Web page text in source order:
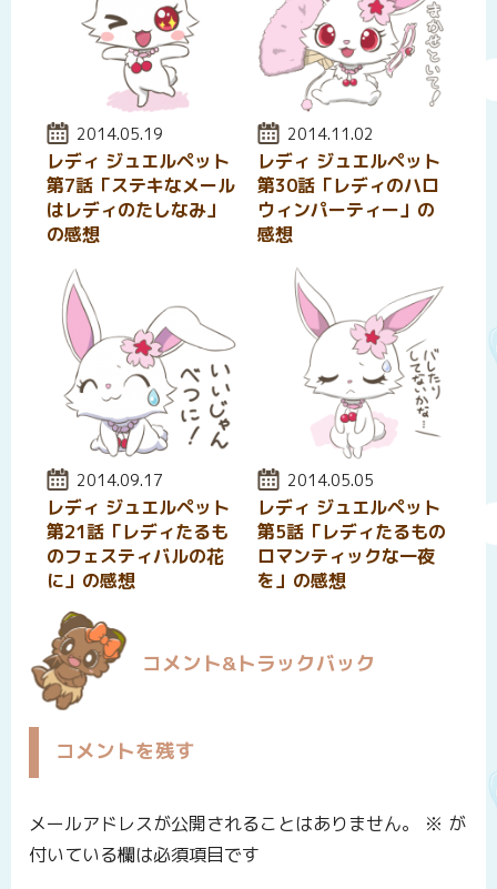
投稿日:
2014.05.19
レディ ジュエルペット
第7話「ステキなメール
はレディのたしなみ」
の感想
投稿日:
2014.11.02
レディ ジュエルペット
第30話「レディのハロ
ウィンパーティー」の
感想
投稿日:
2014.09.17
レディ ジュエルペット
第21話「レディたるも
のフェスティバルの花
に」の感想
投稿日:
2014.05.05
レディ ジュエルペット
第5話「レディたるもの
ロマンティックな一夜
を」の感想
コメント&トラックバック
コメントを残す
メールアドレスが公開されることはありません。 ※ が
付いている欄は必須項目です